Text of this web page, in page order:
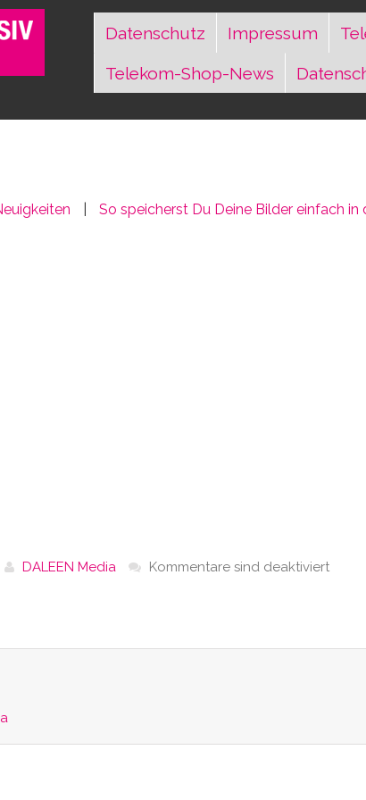
Datenschutz Impressum
Telekom-Shop-News
So speicherst Du Deine Bilder einfach in
DALEEN Media Kommentare sind deaktiviert